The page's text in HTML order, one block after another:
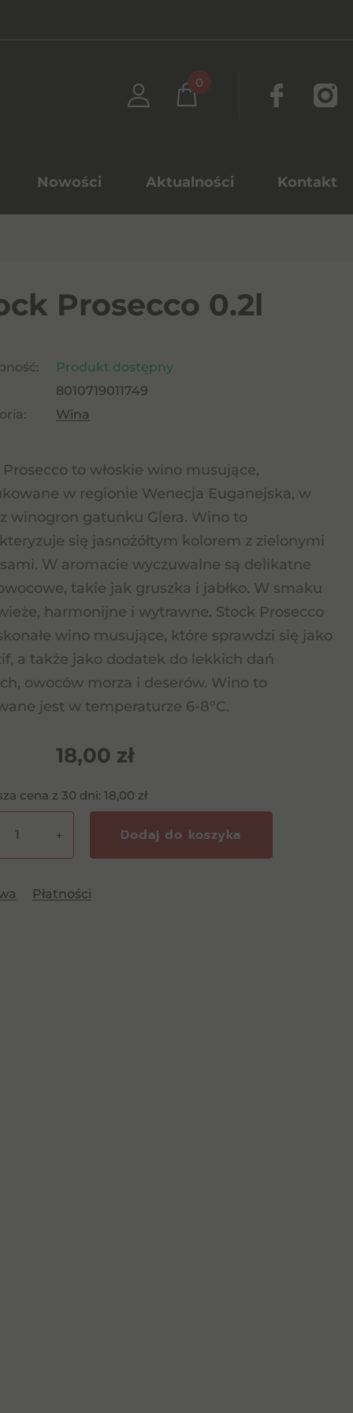
0
Nowości Aktualności Kontakt
Prosecco 0.2l
Produkt dostępny
8010719011749
Wina
to włoskie wino musujące,
w regionie Wenecja Euganejska, w
z winogron gatunku Glera. Wino to
się jasnożółtym kolorem z zielonymi
W aromacie wyczuwalne są delikatne
takie jak gruszka i jabłko. W smaku
harmonijne i wytrawne. Stock Prosecco
wino musujące, które sprawdzi się jako
a także jako dodatek do lekkich dań
owoców morza i deserów. Wino to
jest w temperaturze 6-8°C.
18,00 zł
cena z 30 dni: 18,00 zł
+ Dodaj do koszyka
Płatności